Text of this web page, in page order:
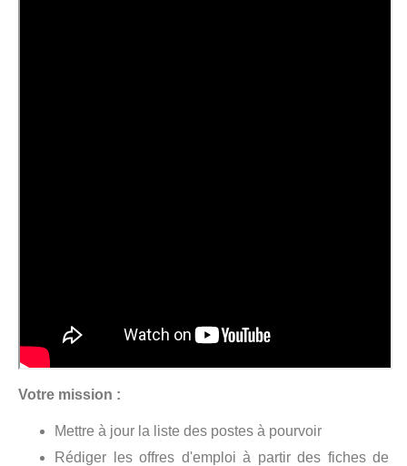
Votre mission :
Mettre à jour la liste des postes à pourvoir
Rédiger les offres d'emploi à partir des fiches de